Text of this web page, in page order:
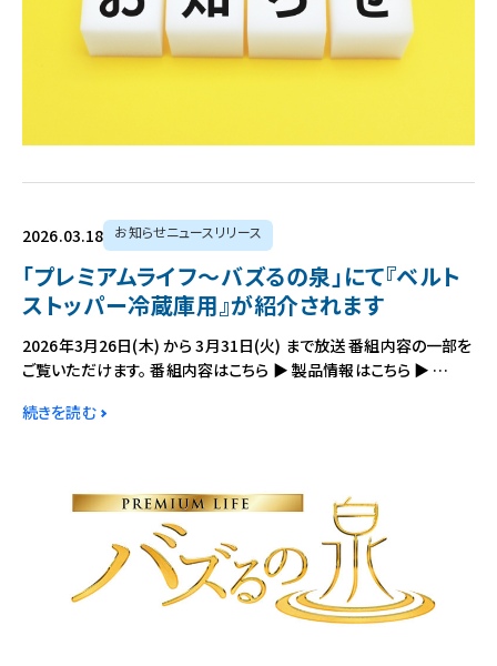
2026.03.18 お知らせニュースリリース
「プレミアムライフ～バズるの泉」にて『ベルト
ストッパー冷蔵庫用』が紹介されます
2026年3月26日(木) から 3月31日(火) まで放送 番組内容の一部を
ご覧いただけます。 番組内容はこちら ▶ 製品情報はこちら ▶ …
続きを読む